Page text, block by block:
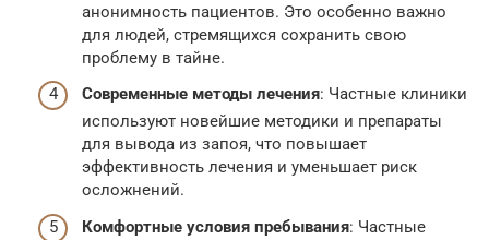
анонимность пациентов. Это особенно важно
для людей, стремящихся сохранить свою
проблему в тайне.
Современные методы лечения: Частные клиники
используют новейшие методики и препараты
для вывода из запоя, что повышает
эффективность лечения и уменьшает риск
осложнений.
Комфортные условия пребывания: Частные